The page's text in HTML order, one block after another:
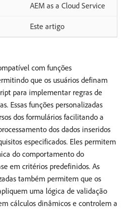
AEM as a Cloud Service
Este artigo
com funções
que os usuários definam
para implementar regras de
Essas funções personalizadas
dos formulários facilitando a
dos dados inseridos
especificados. Eles permitem
do comportamento do
em critérios predefinidos. As
também permitem que os
uma lógica de validação
cálculos dinâmicos e controlem a